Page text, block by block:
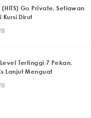
Go Private, Setiawan
Dirut
Tertinggi 7 Pekan,
Lanjut Menguat